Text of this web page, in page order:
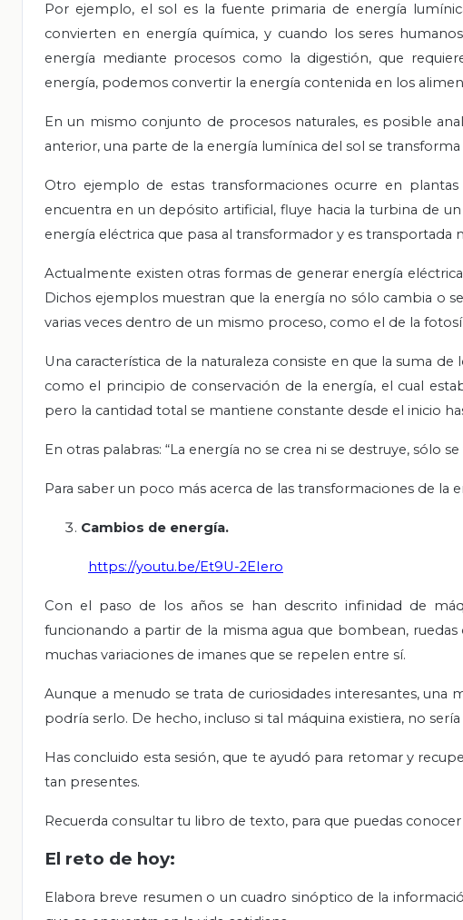
Por ejemplo, el sol es la fuente primaria de energía
convierten en energía química, y cuando los seres
energía mediante procesos como la digestión, que
energía, podemos convertir la energía contenida en los
En un mismo conjunto de procesos naturales, es posible
anterior, una parte de la energía lumínica del sol se
Otro ejemplo de estas transformaciones ocurre en
encuentra en un depósito artificial, fluye hacia la turbina de
energía eléctrica que pasa al transformador y es transportada
Actualmente existen otras formas de generar energía
Dichos ejemplos muestran que la energía no sólo cambia o
varias veces dentro de un mismo proceso, como el de la
Una característica de la naturaleza consiste en que la suma
como el principio de conservación de la energía, el cual
pero la cantidad total se mantiene constante desde el inicio
En otras palabras: “La energía no se crea ni se destruye, sólo
Para saber un poco más acerca de las transformaciones de la
Cambios de energía.
https://youtu.be/Et9U-2EIero
Con el paso de los años se han descrito infinidad de
funcionando a partir de la misma agua que bombean,
muchas variaciones de imanes que se repelen entre sí.
Aunque a menudo se trata de curiosidades interesantes,
podría serlo. De hecho, incluso si tal máquina existiera, no
Has concluido esta sesión, que te ayudó para retomar y
tan presentes.
Recuerda consultar tu libro de texto, para que puedas
El reto de hoy:
Elabora breve resumen o un cuadro sinóptico de la